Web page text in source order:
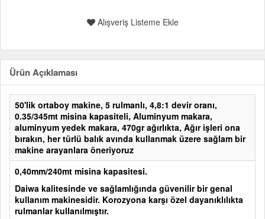
Alışveriş Listeme Ekle
Ürün Açıklaması
50'lik ortaboy makine, 5 rulmanlı, 4,8:1 devir oranı,
0.35/345mt misina kapasiteli, Aluminyum makara,
aluminyum yedek makara, 470gr ağırlıkta, Ağır işleri ona
bırakın, her türlü balık avında kullanmak üzere sağlam bir
makine arayanlara öneriyoruz
0,40mm/240mt misina kapasitesi.
Daiwa kalitesinde ve sağlamlığında güvenilir bir genal
kullanım makinesidir. Korozyona karşı özel dayanıklılıkta
rulmanlar kullanılmıştır.